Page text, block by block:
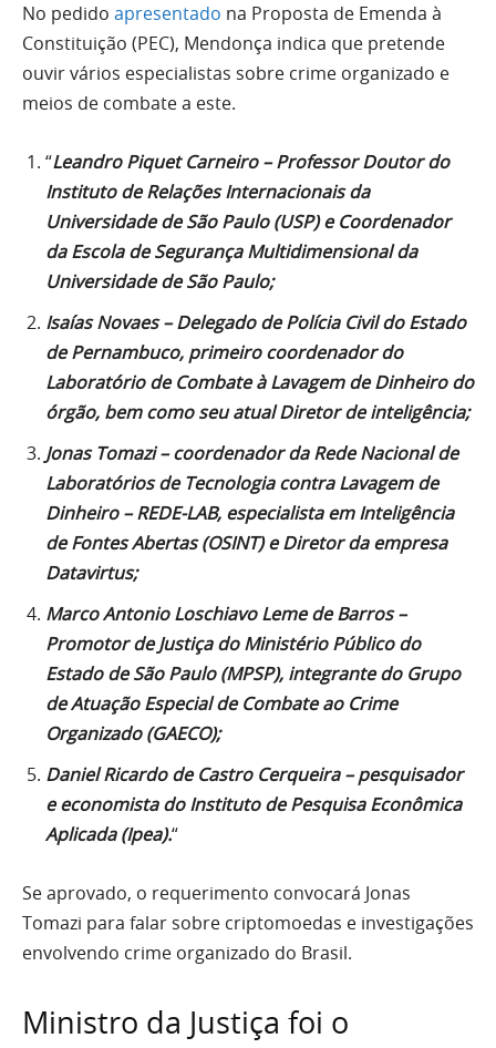
No pedido apresentado na Proposta de Emenda à
Constituição (PEC), Mendonça indica que pretende
ouvir vários especialistas sobre crime organizado e
meios de combate a este.
“Leandro Piquet Carneiro – Professor Doutor do
Instituto de Relações Internacionais da
Universidade de São Paulo (USP) e Coordenador
da Escola de Segurança Multidimensional da
Universidade de São Paulo;
Isaías Novaes – Delegado de Polícia Civil do Estado
de Pernambuco, primeiro coordenador do
Laboratório de Combate à Lavagem de Dinheiro do
órgão, bem como seu atual Diretor de inteligência;
Jonas Tomazi – coordenador da Rede Nacional de
Laboratórios de Tecnologia contra Lavagem de
Dinheiro – REDE-LAB, especialista em Inteligência
de Fontes Abertas (OSINT) e Diretor da empresa
Datavirtus;
Marco Antonio Loschiavo Leme de Barros –
Promotor de Justiça do Ministério Público do
Estado de São Paulo (MPSP), integrante do Grupo
de Atuação Especial de Combate ao Crime
Organizado (GAECO);
Daniel Ricardo de Castro Cerqueira – pesquisador
e economista do Instituto de Pesquisa Econômica
Aplicada (Ipea).“
Se aprovado, o requerimento convocará Jonas
Tomazi para falar sobre criptomoedas e investigações
envolvendo crime organizado do Brasil.
Ministro da Justiça foi o